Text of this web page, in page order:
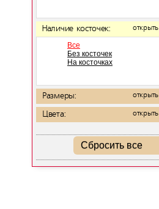
Наличие косточек: открыть
Все
Без косточек
На косточках
Размеры: открыть
Цвета: открыть
Сбросить все